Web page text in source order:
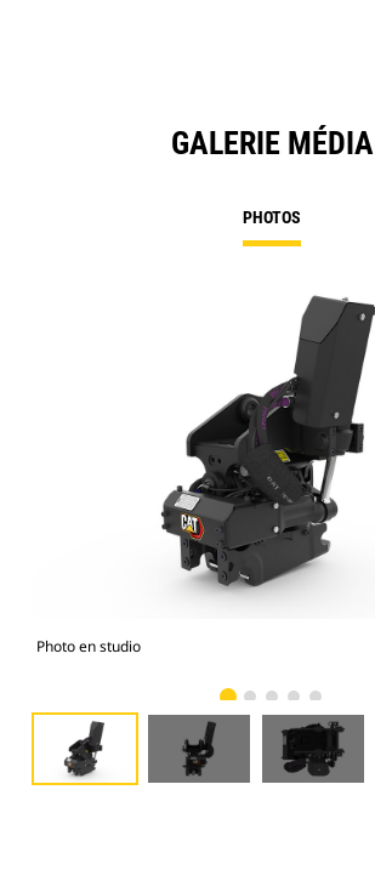
GALERIE MÉDIA
PHOTOS
Photo en studio